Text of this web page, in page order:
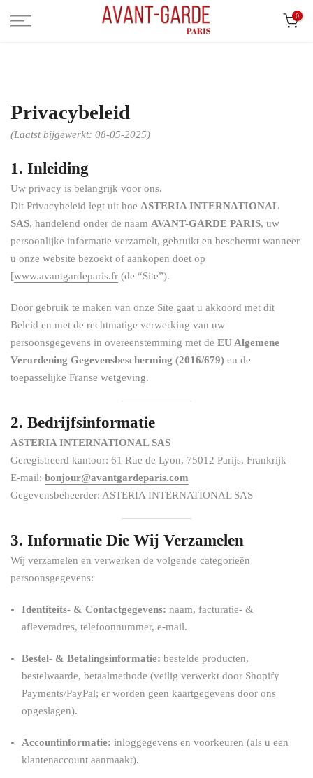
Ga
0
Privacybeleid
(Laatst bijgewerkt: 08-05-2025)
1. Inleiding
Uw privacy is belangrijk voor ons.
Dit Privacybeleid legt uit hoe ASTERIA INTERNATIONAL
SAS, handelend onder de naam AVANT-GARDE PARIS, uw
persoonlijke informatie verzamelt, gebruikt en beschermt wanneer
u onze website bezoekt of aankopen doet op
[www.avantgardeparis.fr (de “Site”).
Door gebruik te maken van onze Site gaat u akkoord met dit
Beleid en met de rechtmatige verwerking van uw
persoonsgegevens in overeenstemming met de EU Algemene
Verordening Gegevensbescherming (2016/679) en de
toepasselijke Franse wetgeving.
2. Bedrijfsinformatie
ASTERIA INTERNATIONAL SAS
Geregistreerd kantoor: 61 Rue de Lyon, 75012 Parijs, Frankrijk
E-mail: bonjour@avantgardeparis.com
Gegevensbeheerder: ASTERIA INTERNATIONAL SAS
3. Informatie Die Wij Verzamelen
Wij verzamelen en verwerken de volgende categorieën
persoonsgegevens:
Identiteits- & Contactgegevens: naam, facturatie- &
afleveradres, telefoonnummer, e-mail.
Bestel- & Betalingsinformatie: bestelde producten,
bestelwaarde, betaalmethode (veilig verwerkt door Shopify
Payments/PayPal; er worden geen kaartgegevens door ons
opgeslagen).
Accountinformatie: inloggegevens en voorkeuren (als u een
klantenaccount aanmaakt).